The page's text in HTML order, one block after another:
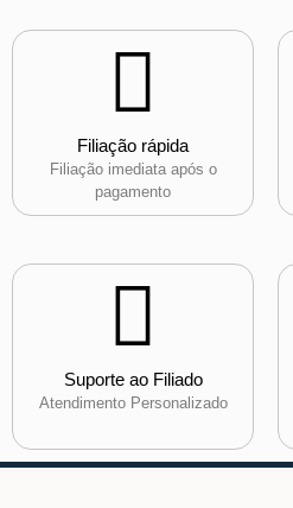
Filiação rápida
Filiação imediata após o
pagamento
Suporte ao Filiado
Atendimento Personalizado